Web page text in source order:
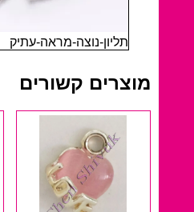
תליון-נוצה-מראה-עתיק
מוצרים קשורים